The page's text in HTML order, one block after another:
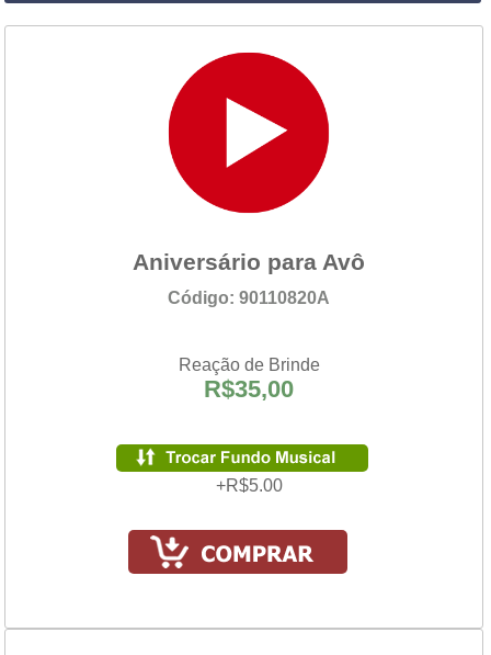
Aniversário para Avô
Código: 90110820A
Reação de Brinde
R$35,00
+R$5.00